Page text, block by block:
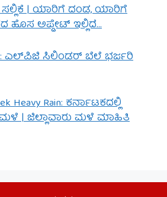
ಸಲ್ಲಿಕೆ | ಯಾರಿಗೆ ದಂಡ, ಯಾರಿಗೆ
ಹೊಸ ಅಪ್ಡೇಟ್ ಇಲ್ಲಿದೆ…
ಎಲ್‌ಪಿಜಿ ಸಿಲಿಂಡರ್ ಬೆಲೆ ಭರ್ಜರಿ
Heavy Rain: ಕರ್ನಾಟಕದಲ್ಲಿ
| ಜಿಲ್ಲಾವಾರು ಮಳೆ ಮಾಹಿತಿ